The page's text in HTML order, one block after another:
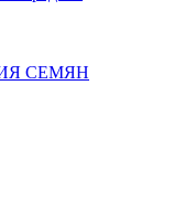
СЕМЯН